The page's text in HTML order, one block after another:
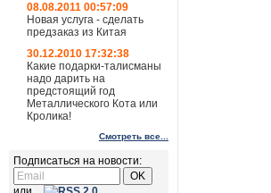
08.08.2011 00:57:09
Новая услуга - сделать
предзаказ из Китая
30.12.2010 17:32:38
Какие подарки-талисманы
надо дарить на
предстоящий год
Металлического Кота или
Кролика!
Смотреть все...
Подписаться на новости: